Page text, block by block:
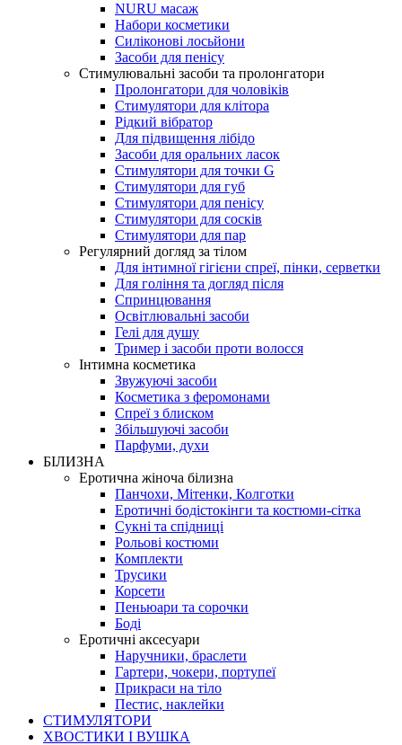
NURU масаж
Набори косметики
Силіконові лосьйони
Засоби для пенісу
Стимулювальні засоби та пролонгатори
Пролонгатори для чоловіків
Стимулятори для клітора
Рідкий вібратор
Для підвищення лібідо
Засоби для оральних ласок
Стимулятори для точки G
Стимулятори для губ
Стимулятори для пенісу
Стимулятори для сосків
Стимулятори для пар
Регулярний догляд за тілом
Для інтимної гігієни спреї, пінки, серветки
Для гоління та догляд після
Спринцювання
Освітлювальні засоби
Гелі для душу
Тример і засоби проти волосся
Інтимна косметика
Звужуючі засоби
Косметика з феромонами
Спреї з блиском
Збільшуючі засоби
Парфуми, духи
БІЛИЗНА
Еротична жіноча білизна
Панчохи, Мітенки, Колготки
Еротичні бодістокінги та костюми-сітка
Сукні та спідниці
Рольові костюми
Комплекти
Трусики
Корсети
Пеньюари та сорочки
Боді
Еротичні аксесуари
Наручники, браслети
Гартери, чокери, портупеї
Прикраси на тіло
Пестис, наклейки
СТИМУЛЯТОРИ
ХВОСТИКИ І ВУШКА